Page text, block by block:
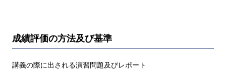
成績評価の方法及び基準
講義の際に出される演習問題及びレポート